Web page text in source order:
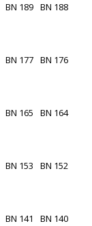
BN 189 BN 188
BN 177 BN 176
BN 165
BN 164
BN 153
BN 152
BN 141
BN 140